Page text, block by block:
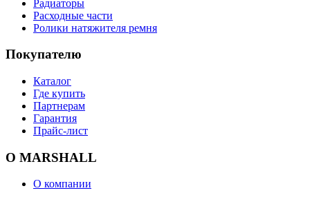
Радиаторы
Расходные части
Ролики натяжителя ремня
Покупателю
Каталог
Где купить
Партнерам
Гарантия
Прайс-лист
О MARSHALL
О компании